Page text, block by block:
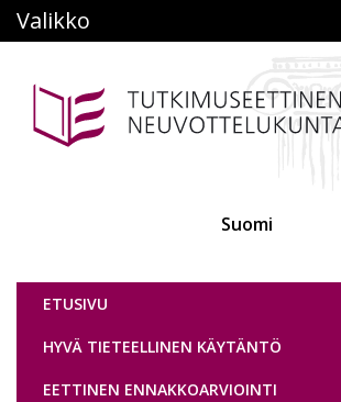
pääsisältöön
Main navigation
Valikko
Suomi
Tutkimuseettinen
ETUSIVU
HYVÄ TIETEELLINEN KÄYTÄNTÖ
EETTINEN ENNAKKOARVIOINTI